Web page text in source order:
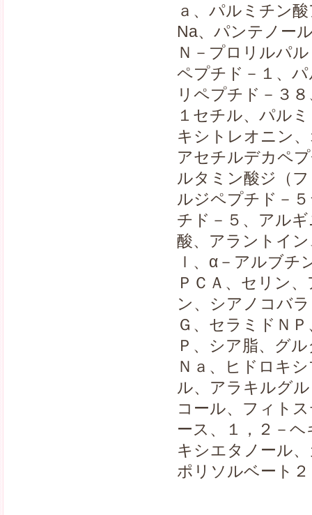
ａ、パルミチン
Na、パンテノー
Ｎ－プロリルパ
ペプチド－１、
リペプチド－３
１セチル、パル
キシトレオニン
アセチルデカペ
ルタミン酸ジ（
ルジペプチド－
チド－５、アル
酸、アラントイ
ｌ、α－アルブチ
ＰＣＡ、セリン
ン、シアノコバ
Ｇ、セラミドＮ
Ｐ、シア脂、グ
Ｎａ、ヒドロキ
ル、アラキルグ
コール、フィト
ース、１，２－
キシエタノール
ポリソルベート